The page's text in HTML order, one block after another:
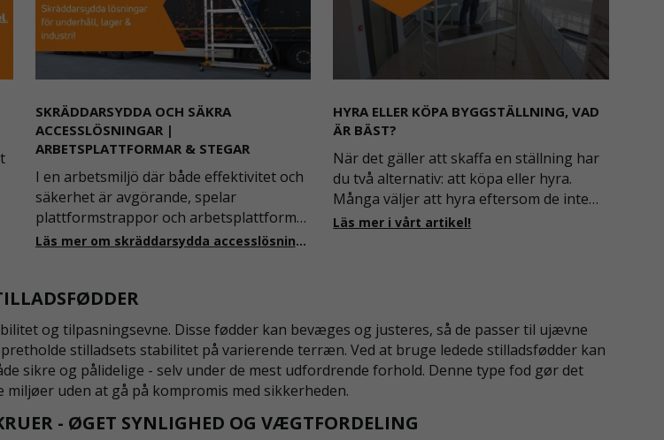
SKRÄDDARSYDDA OCH SÄKRA
ACCESSLÖSNINGAR |
ARBETSPLATTFORMAR & STEGAR
I en arbetsmiljö där både effektivitet och
säkerhet är avgörande, spelar
plattformstrappor och arbetsplattformar
en central roll. Dessa lösningar är
som de är anpassningsbar
Läs mer om skräddarsydda accesslösningar!
HYRA ELLER KÖPA BYGGSTÄLLNING, VAD
ÄR BÄST?
När det gäller att skaffa en ställning har
du två alternativ: att köpa eller hyra.
Många väljer att hyra eftersom de inte
vill göra en stor investering. Men vad de
Läs mer i vårt artikel!
og tilpasningsevne. Disse fødder kan bevæges og justeres, så de passer til ujævne
stilladsets stabilitet på varierende terræn. Ved at bruge ledede stilladsfødder kan
sikre og pålidelige - selv under de mest udfordrende forhold. Denne type fod gør det
uden at gå på kompromis med sikkerheden.
- ØGET SYNLIGHED OG VÆGTFORDELING